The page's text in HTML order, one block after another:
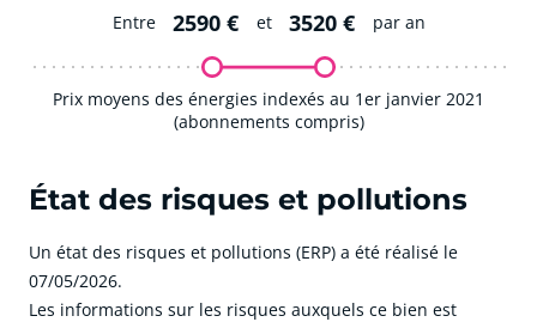
Entre 2590 € et 3520 € par an
Prix moyens des énergies indexés au 1er janvier 2021
(abonnements compris)
État des risques et pollutions
Un état des risques et pollutions (ERP) a été réalisé le
07/05/2026.
Les informations sur les risques auxquels ce bien est